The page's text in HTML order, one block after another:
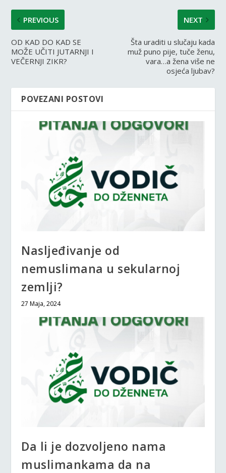
PREVIOUS
OD KAD DO KAD SE
MOŽE UČITI JUTARNJI I
VEČERNJI ZIKR?
NEXT
Šta uraditi u slučaju kada
muž puno pije, tuče ženu,
vara…a žena više ne
osjeća ljubav?
POVEZANI POSTOVI
Nasljeđivanje od
nemuslimana u sekularnoj
zemlji?
27 Maja, 2024
Da li je dozvoljeno nama
muslimankama da na